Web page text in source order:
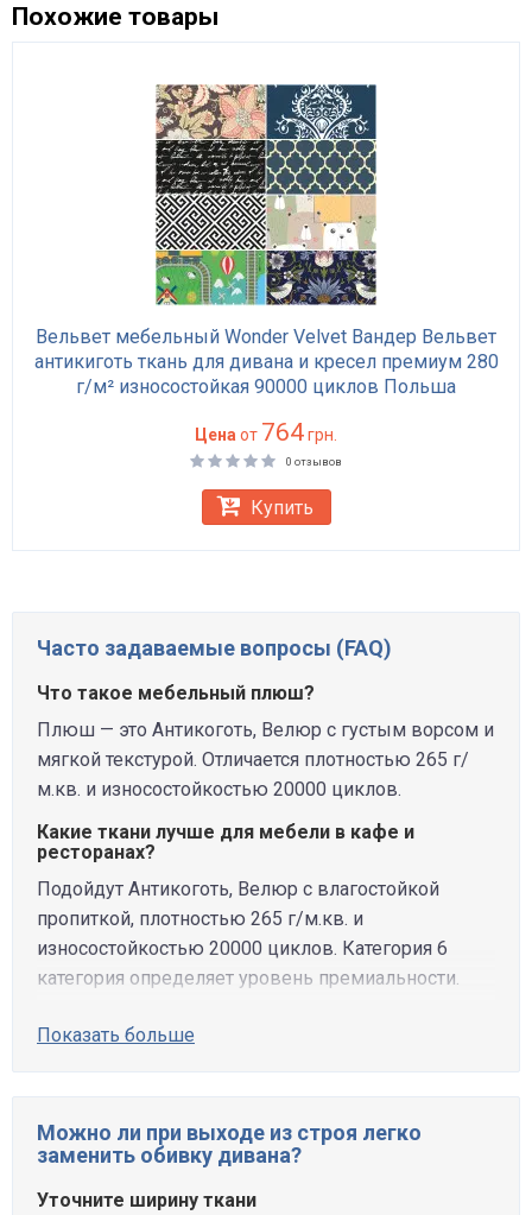
Похожие товары
Вельвет мебельный Wonder Velvet Вандер Вельвет
антикиготь ткань для дивана и кресел премиум 280
г/м² износостойкая 90000 циклов Польша
Цена от 764грн.
0 отзывов
Купить
Часто задаваемые вопросы (FAQ)
Что такое мебельный плюш?
Плюш — это Антикоготь, Велюр с густым ворсом и
мягкой текстурой. Отличается плотностью 265 г/
м.кв. и износостойкостью 20000 циклов.
Какие ткани лучше для мебели в кафе и
ресторанах?
Подойдут Антикоготь, Велюр с влагостойкой
пропиткой, плотностью 265 г/м.кв. и
износостойкостью 20000 циклов. Категория 6
категория определяет уровень премиальности.
Показать больше
Можно ли при выходе из строя легко
заменить обивку дивана?
Уточните ширину ткани